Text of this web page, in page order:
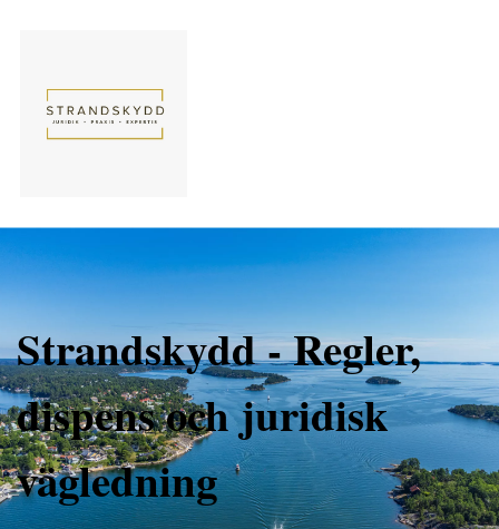
Strandskydd - Regler,
dispens och juridisk
vägledning